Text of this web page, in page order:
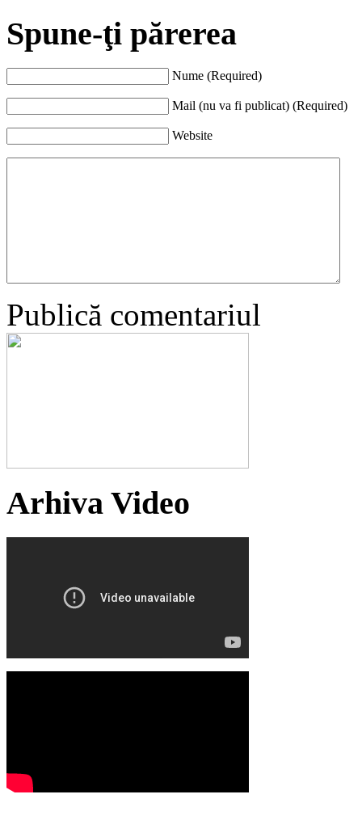
Spune-ţi părerea
Nume (Required)
Mail (nu va fi publicat) (Required)
Website
Publică comentariul
Arhiva Video